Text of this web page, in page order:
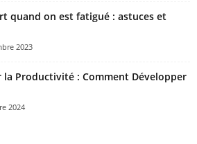
quand on est fatigué : astuces et
2023
Productivité : Comment Développer
2024